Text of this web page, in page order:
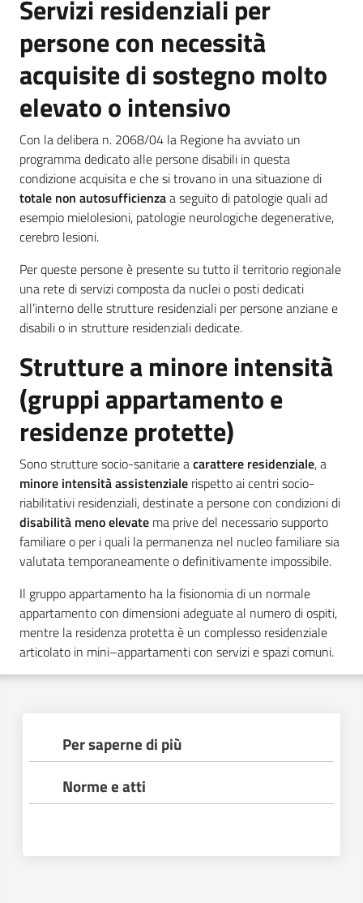
Servizi residenziali per
persone con necessità
acquisite di sostegno molto
elevato o intensivo
Con la delibera n. 2068/04 la Regione ha avviato un
programma dedicato alle persone disabili in questa
condizione acquisita e che si trovano in una situazione di
totale non autosufficienzaa seguito di patologie quali ad
esempio mielolesioni, patologie neurologiche degenerative,
cerebro lesioni.
Per queste persone è presente su tutto il territorio regionale
una rete di servizi composta da nuclei o posti dedicati
all’interno delle strutture residenziali per persone anziane e
disabili o in strutture residenziali dedicate.
Strutture a minore intensità
(gruppi appartamento e
residenze protette)
Sono strutture socio-sanitarie acarattere residenziale, a
minore intensità assistenziale rispetto ai centri socio-
riabilitativi residenziali, destinate a persone con condizioni di
disabilità meno elevate ma prive del necessario supporto
familiare o per i quali la permanenza nel nucleo familiare sia
valutata temporaneamente o definitivamente impossibile.
Il gruppo appartamento ha la fisionomia di un normale
appartamento con dimensioni adeguate al numero di ospiti,
mentre la residenza protetta è un complesso residenziale
articolato in mini–appartamenti con servizi e spazi comuni.
Per saperne di più
Norme e atti